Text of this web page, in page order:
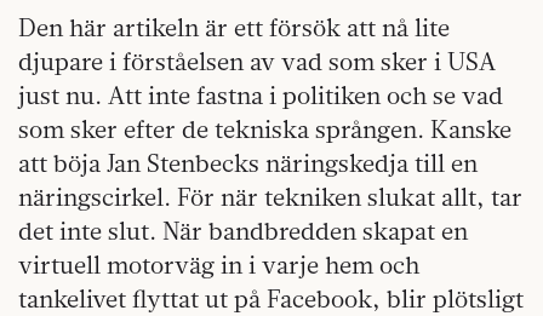
Den här artikeln är ett försök att nå lite
djupare i förståelsen av vad som sker i USA
just nu. Att inte fastna i politiken och se vad
som sker efter de tekniska sprången. Kanske
att böja Jan Stenbecks näringskedja till en
näringscirkel. För när tekniken slukat allt, tar
det inte slut. När bandbredden skapat en
virtuell motorväg in i varje hem och
tankelivet flyttat ut på Facebook, blir plötsligt